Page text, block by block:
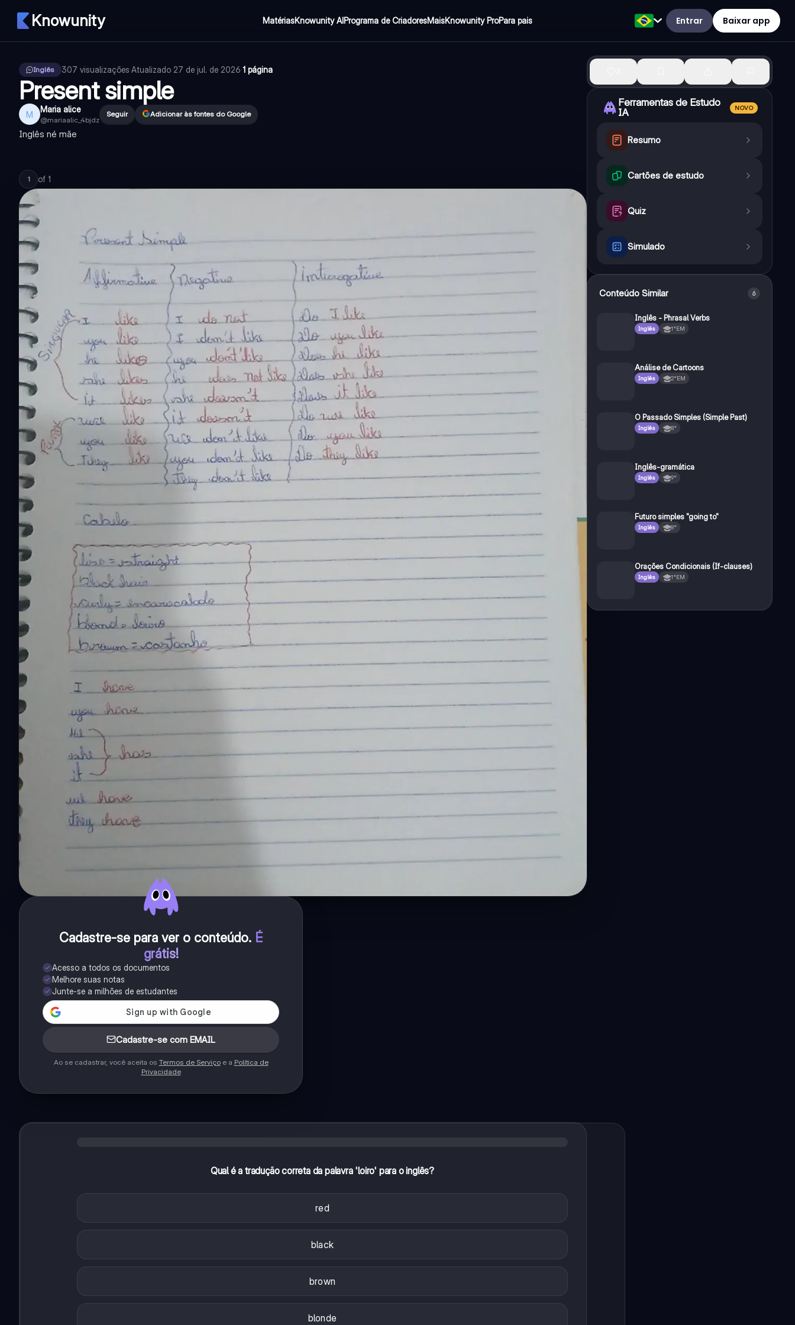
Knowunity MatériasKnowunity AIPrograma de CriadoresMaisKnowunity ProPara pais Entrar Baixar app
Inglês 307 visualizações·Atualizado 27 de jul. de 2026·1 página
Present simple
M Maria alice
@mariaalic_4bjdz
Seguir Adicionar às fontes do Google
Inglês né mãe
1 of 1
Cadastre-se para ver o conteúdo. É
grátis!
Acesso a todos os documentos
Melhore suas notas
Junte-se a milhões de estudantes
Cadastre-se com EMAIL
Ao se cadastrar, você aceita os Termos de Serviçoe a Política de
Privacidade
Qual é a tradução correta da palavra 'loiro' para o inglês?
red
black
brown
blonde
Ferramentas de Estudo
IA
NOVO
Resumo
Cartões de estudo
Quiz
Simulado
Conteúdo Similar 6
Inglês - Phrasal Verbs
Inglês 1°EM
Análise de Cartoons
Inglês 2°EM
O Passado Simples (Simple Past)
Inglês 8°
Inglês-gramática
Inglês 9°
Futuro simples "going to"
Inglês 8°
Orações Condicionais (If-clauses)
Inglês 1°EM